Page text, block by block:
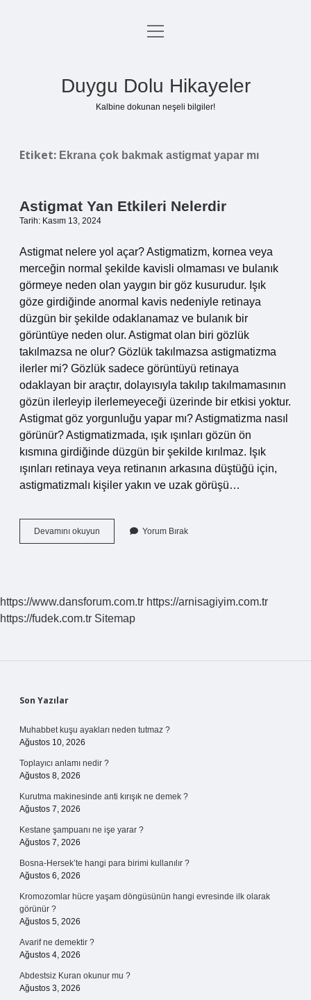
Anasayfa
menüyü
Duygu Dolu Hikayeler
Kalbine dokunan neşeli bilgiler!
Etiket: Ekrana çok bakmak astigmat yapar mı
Astigmat Yan Etkileri Nelerdir
Tarih: Kasım 13, 2024
Astigmat nelere yol açar? Astigmatizm, kornea veya
merceğin normal şekilde kavisli olmaması ve bulanık
görmeye neden olan yaygın bir göz kusurudur. Işık
göze girdiğinde anormal kavis nedeniyle retinaya
düzgün bir şekilde odaklanamaz ve bulanık bir
görüntüye neden olur. Astigmat olan biri gözlük
takılmazsa ne olur? Gözlük takılmazsa astigmatizma
ilerler mi? Gözlük sadece görüntüyü retinaya
odaklayan bir araçtır, dolayısıyla takılıp takılmamasının
gözün ilerleyip ilerlemeyeceği üzerinde bir etkisi yoktur.
Astigmat göz yorgunluğu yapar mı? Astigmatizma nasıl
görünür? Astigmatizmada, ışık ışınları gözün ön
kısmına girdiğinde düzgün bir şekilde kırılmaz. Işık
ışınları retinaya veya retinanın arkasına düştüğü için,
astigmatizmalı kişiler yakın ve uzak görüşü…
Devamını okuyun Astigmat
Yan
Yorum Bırak
https://www.dansforum.com.tr https://arnisagiyim.com.tr
https://fudek.com.tr Sitemap
Sidebar
Son Yazılar
Muhabbet kuşu ayakları neden tutmaz ?
Ağustos 10, 2026
Toplayıcı anlamı nedir ?
Ağustos 8, 2026
Kurutma makinesinde anti kırışık ne demek ?
Ağustos 7, 2026
Kestane şampuanı ne işe yarar ?
Ağustos 7, 2026
Bosna-Hersek’te hangi para birimi kullanılır ?
Ağustos 6, 2026
Kromozomlar hücre yaşam döngüsünün hangi evresinde ilk olarak
görünür ?
Ağustos 5, 2026
Avarif ne demektir ?
Ağustos 4, 2026
Abdestsiz Kuran okunur mu ?
Ağustos 3, 2026